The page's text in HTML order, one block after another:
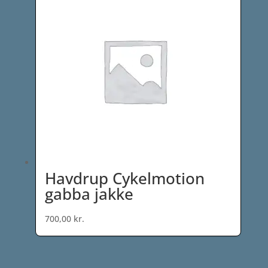
Havdrup Cykelmotion
gabba jakke
700,00 kr.